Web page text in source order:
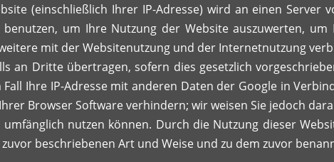
(einschließlich Ihrer IP-Adresse) wird an einen Server
um Ihre Nutzung der Website auszuwerten,
mit der Websitenutzung und der Internetnutzung
an Dritte übertragen, sofern dies gesetzlich
Ihre IP-Adresse mit anderen Daten der Google in
Browser Software verhindern; wir weisen Sie jedoch
nutzen können. Durch die Nutzung dieser
beschriebenen Art und Weise und zu dem zuvor